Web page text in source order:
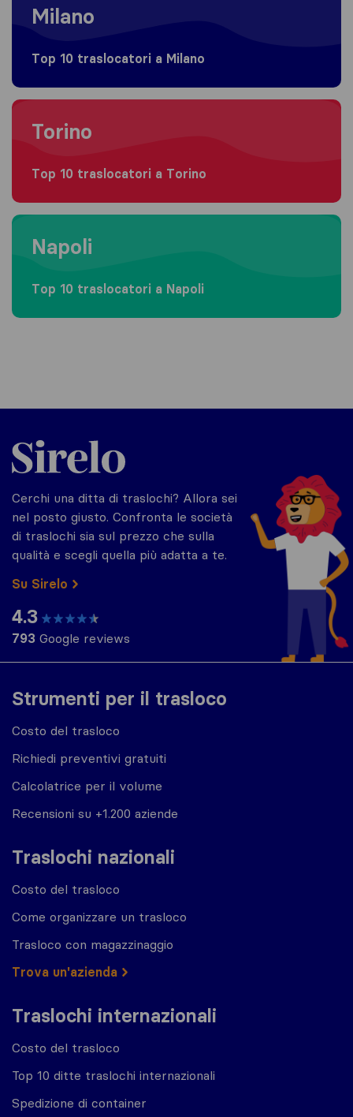
Milano
Top 10 traslocatori a Milano
Moving to Torino
Torino
Top 10 traslocatori a Torino
Moving to Napoli
Napoli
Top 10 traslocatori a Napoli
Strumenti per il trasloco
Costo del trasloco
Richiedi preventivi gratuiti
Calcolatrice per il volume
Recensioni su +1.200 aziende
Traslochi nazionali
Costo del trasloco
Come organizzare un trasloco
Trasloco con magazzinaggio
Trova un'azienda
Traslochi internazionali
Costo del trasloco
Top 10 ditte traslochi internazionali
Spedizione di container
Sirelo.it
Cerchi una ditta di traslochi? Allora sei
nel posto giusto. Confronta le società
di traslochi sia sul prezzo che sulla
qualità e scegli quella più adatta a te.
Su Sirelo
4.3
793 Google reviews